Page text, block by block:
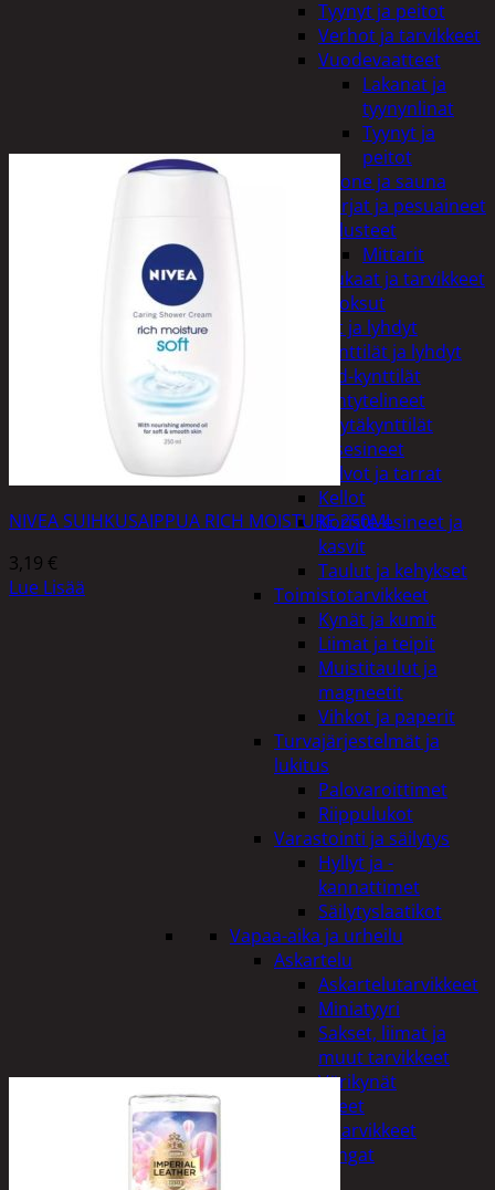
Tyynyt ja peitot
Verhot ja tarvikkeet
Vuodevaatteet
Lakanat ja
tyynynlinat
Tyynyt ja
peitot
Kylpyhuone ja sauna
Harjat ja pesuaineet
Kalusteet
Mittarit
Kiukaat ja tarvikkeet
Tuoksut
Kynttilät ja lyhdyt
Kynttilät ja lyhdyt
Led-kynttilät
Lyhtytelineet
Pöytäkynttilät
Sisustusesineet
Kalvot ja tarrat
Kellot
Koriste-esineet ja
kasvit
Taulut ja kehykset
Toimistotarvikkeet
Kynät ja kumit
Liimat ja teipit
Muistitaulut ja
magneetit
Vihkot ja paperit
Turvajärjestelmät ja
lukitus
Palovaroittimet
Riippulukot
Varastointi ja säilytys
Hyllyt ja -
kannattimet
Säilytyslaatikot
Vapaa-aika ja urheilu
Askartelu
Askartelutarvikkeet
Miniatyyri
Sakset, liimat ja
muut tarvikkeet
Värikynät
Harrasteet
Käsityötarvikkeet
Langat
NIVEA SUIHKUSAIPPUA RICH MOISTURE 250ML
3,19 €
Lue Lisää